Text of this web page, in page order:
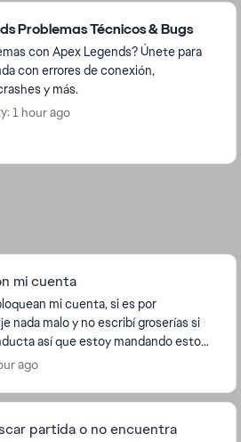
Problemas Técnicos & Bugs
con Apex Legends? Únete para
con errores de conexión,
y más.
1 hour ago
mi cuenta
mi cuenta, si es por
nada malo y no escribí groserías si
así que estoy mandando esto
les agradecía que
ago
partida o no encuentra